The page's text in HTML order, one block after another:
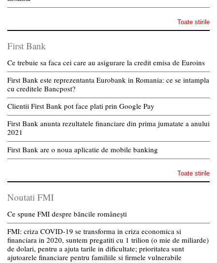
Toate stirile
First Bank
Ce trebuie sa faca cei care au asigurare la credit emisa de Euroins
First Bank este reprezentanta Eurobank in Romania: ce se intampla
cu creditele Bancpost?
Clientii First Bank pot face plati prin Google Pay
First Bank anunta rezultatele financiare din prima jumatate a anului
2021
First Bank are o noua aplicatie de mobile banking
Toate stirile
Noutati FMI
Ce spune FMI despre băncile românești
FMI: criza COVID-19 se transforma in criza economica si
financiara in 2020, suntem pregatiti cu 1 trilion (o mie de miliarde)
de dolari, pentru a ajuta tarile in dificultate; prioritatea sunt
ajutoarele financiare pentru familiile si firmele vulnerabile